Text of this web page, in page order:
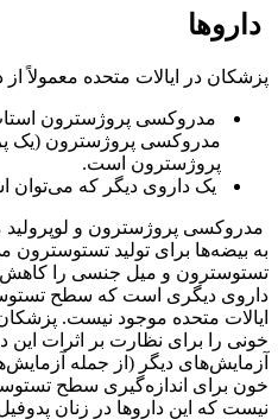
داروها
پزشکان در ایالات متحده معمولاً
مدروکسی پروژسترون
مدروکسی پروژسترون (یک
پروژسترون است.
یک داروی دیگر که می‌توان
مدروکسی پروژسترون و لوپرولید
به بیضه‌ها برای تولید تستوسترون
تستوسترون و میل جنسی را کاهش
داروی دیگری است که سطح
ایالات متحده موجود نیست.
خونی را برای نظارت بر اثرات این
آزمایش‌های دیگر (از جمله
خون برای اندازه‌گیری سطح
نیست که این داروها در زنان